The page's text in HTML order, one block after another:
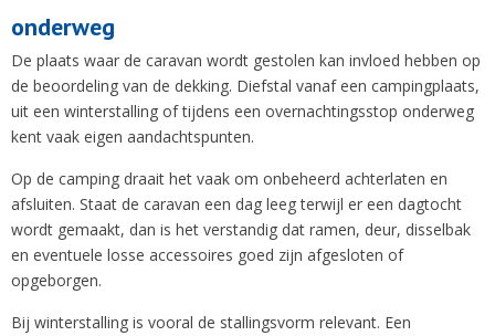
onderweg
De plaats waar de caravan wordt gestolen kan invloed hebben op
de beoordeling van de dekking. Diefstal vanaf een campingplaats,
uit een winterstalling of tijdens een overnachtingsstop onderweg
kent vaak eigen aandachtspunten.
Op de camping draait het vaak om onbeheerd achterlaten en
afsluiten. Staat de caravan een dag leeg terwijl er een dagtocht
wordt gemaakt, dan is het verstandig dat ramen, deur, disselbak
en eventuele losse accessoires goed zijn afgesloten of
opgeborgen.
Bij winterstalling is vooral de stallingsvorm relevant. Een